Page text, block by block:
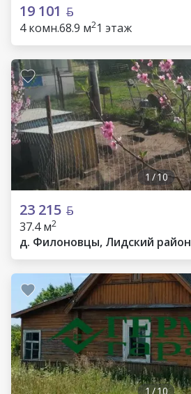
19 101
4 комн.68.9 м21 этаж
1 /10
23 215
37.4 м2
д. Филоновцы, Лидский район
1/10